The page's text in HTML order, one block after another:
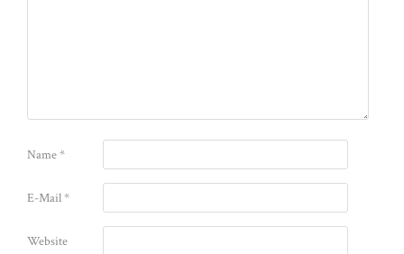
Name*
E-Mail*
Website